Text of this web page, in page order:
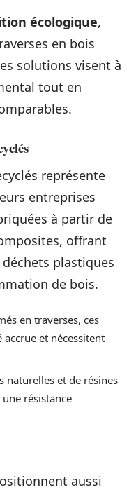
écologique,
en bois
solutions visent à
tout en
représente
entreprises
à partir de
offrant
plastiques
de bois.
en traverses, ces
et nécessitent
naturelles et de résines
résistance
aussi